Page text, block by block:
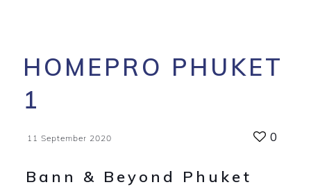
HOMEPRO PHUKET
1
0
11 September 2020
Bann & Beyond Phuket
Export +